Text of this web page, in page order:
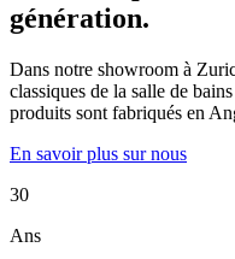
génération.
Dans notre showroom à
classiques de la salle de
produits sont fabriqués en
En savoir plus sur nous
30
Ans